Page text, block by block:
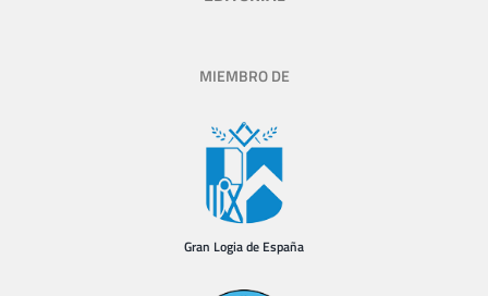
MIEMBRO DE
Gran Logia de España